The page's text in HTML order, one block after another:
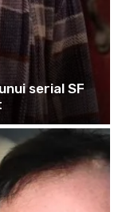
serial SF